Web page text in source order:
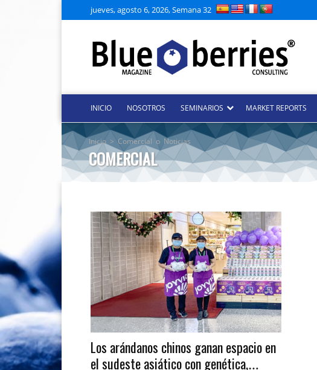
jueves, agosto 6, 2026, Semana 32
INICIO NOSOTROS SEMINARIOS MARKET REPORTS
Inicio > Comercial o Noticias
COMERCIAL
Los arándanos chinos ganan espacio en
el sudeste asiático con genética,